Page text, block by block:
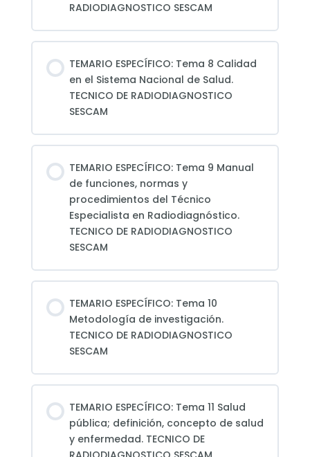
RADIODIAGNOSTICO SESCAM
TEMARIO ESPECÍFICO: Tema 8 Calidad
en el Sistema Nacional de Salud.
TECNICO DE RADIODIAGNOSTICO
SESCAM
TEMARIO ESPECÍFICO: Tema 9 Manual
de funciones, normas y
procedimientos del Técnico
Especialista en Radiodiagnóstico.
TECNICO DE RADIODIAGNOSTICO
SESCAM
TEMARIO ESPECÍFICO: Tema 10
Metodología de investigación.
TECNICO DE RADIODIAGNOSTICO
SESCAM
TEMARIO ESPECÍFICO: Tema 11 Salud
pública; definición, concepto de salud
y enfermedad. TECNICO DE